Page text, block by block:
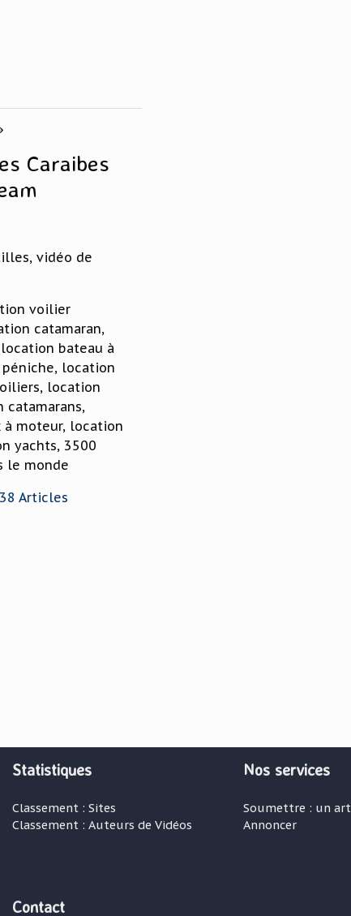
Caraibes
vidéo de
voilier
catamaran,
bateau à
location
location
catamarans,
moteur, location
yachts, 3500
le monde
38 Articles
Statistiques
Classement : Sites
Classement : Auteurs de Vidéos
Nos services
Soumettre : un
Annoncer
Contact